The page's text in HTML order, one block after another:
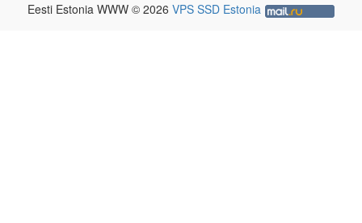
Eesti Estonia WWW © 2026 VPS SSD Estonia